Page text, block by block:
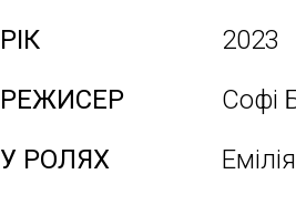
РІК
2023
РЕЖИСЕР
Софі
У РОЛЯХ